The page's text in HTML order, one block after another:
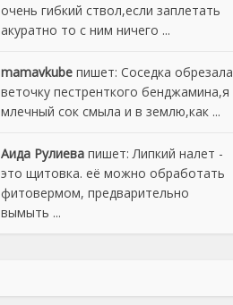
очень гибкий ствол,если заплетать
акуратно то с ним ничего ...
mamavkube пишет: Соседка обрезала
веточку пестренткого бенджамина,я
млечный сок смыла и в землю,как ...
Аида Рулиева пишет:Липкий налет -
это щитовка. её можно обработать
фитовермом, предварительно
вымыть ...